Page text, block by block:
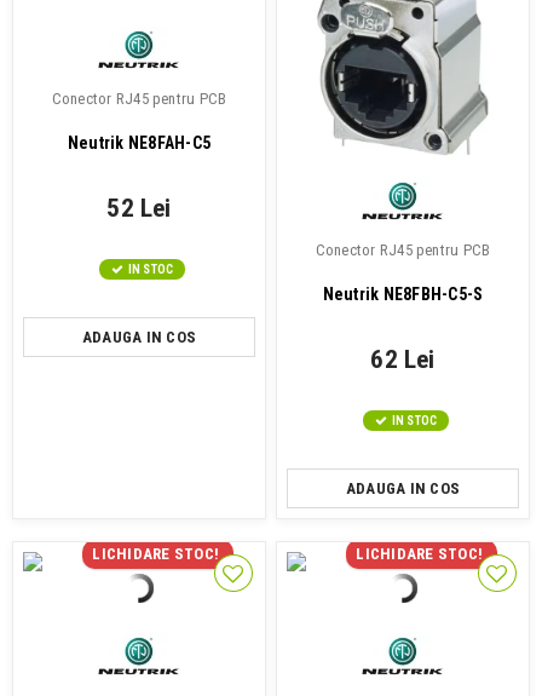
Conector RJ45 pentru PCB
Neutrik NE8FAH-C5
52 Lei
IN STOC
ADAUGA IN COS
Conector RJ45 pentru PCB
Neutrik NE8FBH-C5-S
62 Lei
IN STOC
ADAUGA IN COS
LICHIDARE STOC! LICHIDARE STOC!